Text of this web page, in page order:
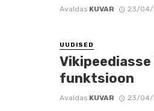
Avaldas KUVAR 23/04/
UUDISED
funktsioon
Avaldas KUVAR 23/04/